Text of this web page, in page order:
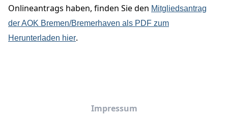
Onlineantrags haben, finden Sie den Mitgliedsantrag
der AOK Bremen/Bremerhaven als PDF zum
Herunterladen hier.
Impressum